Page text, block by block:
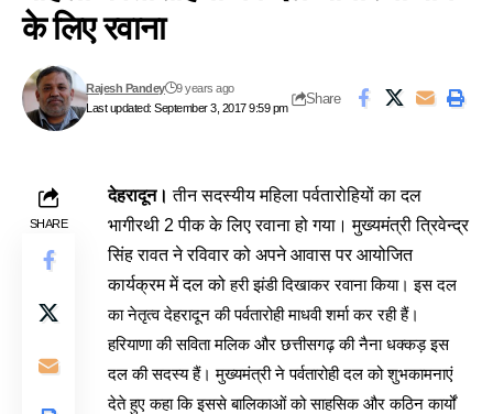
के लिए रवाना
Last updated: September 3, 2017 9:59 pm
Rajesh Pandey 9 years ago
Share
SHARE
देहरादून।तीन सदस्यीय महिला पर्वतारोहियों का दल
भागीरथी 2 पीक के लिए रवाना हो गया। मुख्यमंत्री त्रिवेन्द्र
सिंह रावत ने रविवार को अपने आवास पर आयोजित
कार्यक्रम में दल कोहरी झंडी दिखाकर रवाना किया। इसदल
का नेतृत्व देहरादून की पर्वतारोही माधवी शर्मा कर रही हैं।
हरियाणा की सविता मलिक और छत्तीसगढ़ की नैना धक्कड़ इस
दल की सदस्य हैं। मुख्यमंत्री ने पर्वतारोही दल को शुभकामनाएं
देते हुए कहा कि इससे बालिकाओं को साहसिक और कठिन कार्यों